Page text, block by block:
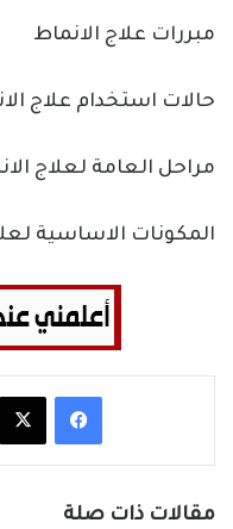
مبررات علاج الانماط
حالات استخدام علاج
مراحل العامة لعلاج
المكونات الاساسية
فيسبوك
مقالات ذات صلة